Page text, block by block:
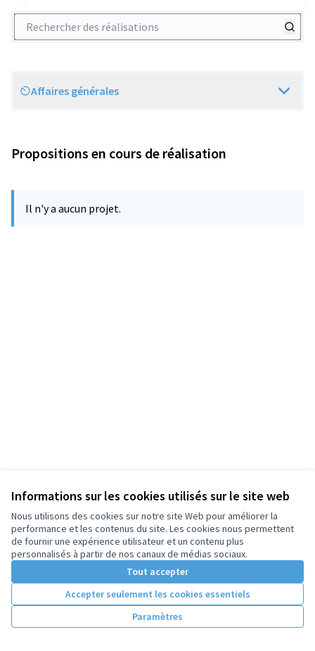
Informations sur les cookies utilisés sur le site web
Nous utilisons des cookies sur notre site Web pour améliorer la
performance et les contenus du site. Les cookies nous permettent
de fournir une expérience utilisateur et un contenu plus
personnalisés à partir de nos canaux de médias sociaux.
Tout accepter
Accepter seulement les cookies essentiels
Paramètres
Rechercher des réalisations
Scope
Affaires générales
Propositions en cours de réalisation
Il n'y a aucun projet.